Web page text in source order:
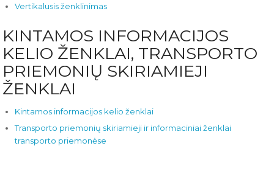
Vertikalusis ženklinimas
KINTAMOS INFORMACIJOS
KELIO ŽENKLAI, TRANSPORTO
PRIEMONIŲ SKIRIAMIEJI
ŽENKLAI
Kintamos informacijos kelio ženklai
Transporto priemonių skiriamieji ir informaciniai ženklai
transporto priemonėse